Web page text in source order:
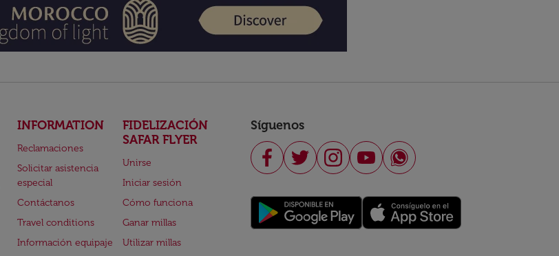
INFORMATION
Reclamaciones
Solicitar asistencia
especial
Contáctanos
Travel conditions
Información equipaje
FIDELIZACIÓN
SAFAR FLYER
Unirse
Iniciar sesión
Cómo funciona
Ganar millas
Utilizar millas
Síguenos